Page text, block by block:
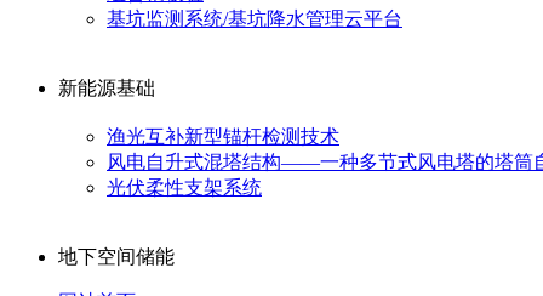
基坑监测系统/基坑降水管理云平台
新能源基础
渔光互补新型锚杆检测技术
风电自升式混塔结构——一种多节式风电塔的塔筒
光伏柔性支架系统
地下空间储能